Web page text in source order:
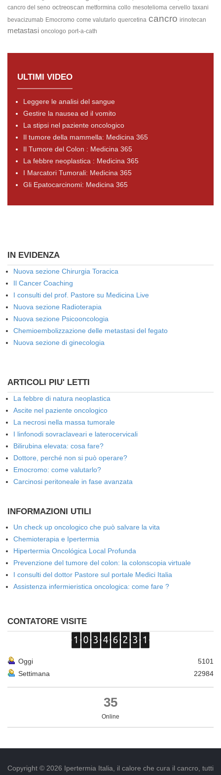
cancro del seno octreoscan metformina collo mesotelioma cervello taxani
bevacizumab Emocromo come valutarlo quercetina cancro irinotecan
metastasi oncologo port-a-cath
ULTIMI VIDEO
Leggere le analisi del sangue
Gestire la nausea ed il vomito
La stipsi nel paziente oncologico
Il tumore della mammella: Medicina 365
Il Tumore del Colon : Medicina 365
La febbre neoplastica : Medicina 365
I Marcatori Tumorali: Medicina 365
Gli Epatocarcinomi: Medicina 365
IN EVIDENZA
Nuova sezione Chirurgia Toracica
Il Cancer Coaching
I consulti del prof. Pastore su Medicina Live
Nuova sezione Radioterapia
Nuova sezione Psicooncologia
Chemioembolizzazione delle metastasi del fegato
Nuova sezione di ginecologia
ARTICOLI PIU' LETTI
La febbre di natura neoplastica
Ascite nel paziente oncologico
La necrosi nella massa tumorale
I linfonodi sovraclaveari e laterocervicali
Bilirubina elevata: cosa fare?
Dottore, perché non si può operare?
Emocromo: come valutarlo?
Carcinosi peritoneale in fase avanzata
INFORMAZIONI UTILI
Un check up oncologico che può salvare la vita
Chemioterapia e Ipertermia
Hipertermia Oncológica Local Profunda
Prevenzione del tumore del colon: la colonscopia virtuale
I consulti del dottor Pastore sul portale Medici Italia
Assistenza infermieristica oncologica: come fare ?
CONTATORE VISITE
Oggi
5101
Settimana
22984
35
Online
Copyright © 2026 Ipertermia Italia, il calore che cura il cancro, tutti